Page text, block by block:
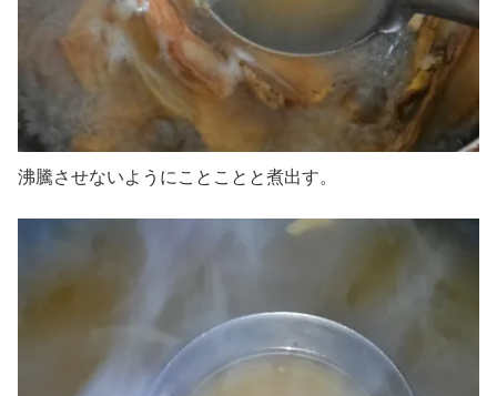
沸騰させないようにことことと煮出す。